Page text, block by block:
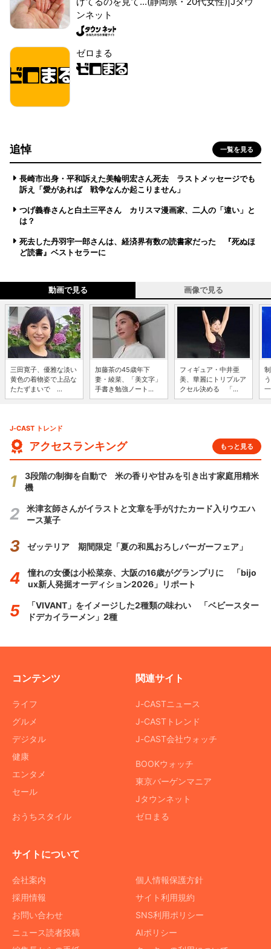
ンネット
ゼロまる
追悼 一覧を見る
長崎市出身・平和訴えた美輪明宏さん死去 ラストメッセージでも
訴え「愛があれば 戦争なんか起こりません」
つげ義春さんと白土三平さん カリスマ漫画家、二人の「違い」と
は？
死去した丹羽宇一郎さんは、経済界有数の読書家だった 『死ぬほ
ど読書』ベストセラーに
動画で見る 画像で見る
三田寛子、優雅な淡い
黄色の着物姿で上品な
たたずまいで ...
加藤茶の45歳年下
妻・綾菜、「美文字」
手書き勉強ノート...
フィギュア・中井亜
美、華麗にトリプルア
クセル決める 「...
J-CAST トレンド
アクセスランキング もっと見る
3段階の制御を自動で 米の香りや甘みを引き出す家庭用精米
機
米津玄師さんがイラストと文章を手がけたカード入りウエハ
ース菓子
ゼッテリア 期間限定「夏の和風おろしバーガーフェア」
憧れの女優は小松菜奈、大阪の16歳がグランプリに 「bijo
ux新人発掘オーディション2026」リポート
「VIVANT」をイメージした2種類の味わい 「ベビースター
ドデカイラーメン」2種
コンテンツ
ライフ
グルメ
デジタル
健康
エンタメ
セール
おうちスタイル
関連サイト
J-CASTニュース
J-CASTトレンド
J-CAST会社ウォッチ
BOOKウォッチ
東京バーゲンマニア
Jタウンネット
ゼロまる
サイトについて
会社案内
採用情報
お問い合わせ
ニュース読者投稿
個人情報保護方針
サイト利用規約
SNS利用ポリシー
AIポリシー